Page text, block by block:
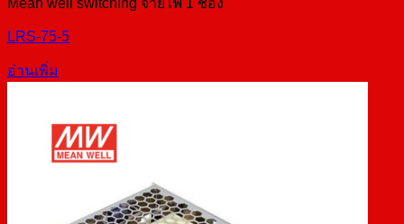
Mean well switching จ่ายไฟ 1 ช่อง
LRS-75-5
อ่านเพิ่ม